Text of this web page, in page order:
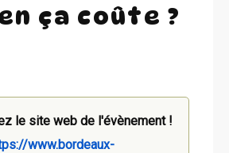
ça coûte ?
le site web de l'évènement !
www.bordeaux-